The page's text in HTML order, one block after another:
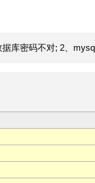
库密码不对; 2、mysql